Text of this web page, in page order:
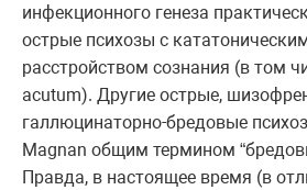
инфекционного генеза
острые психозы с
расстройством сознания (в том
acutum). Другие острые,
галлюцинаторно-бредовые
Magnan общим термином
Правда, в настоящее время (в